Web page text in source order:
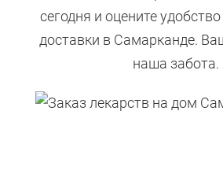
сегодня и оцените
доставки в Самарканде.
наша забота.